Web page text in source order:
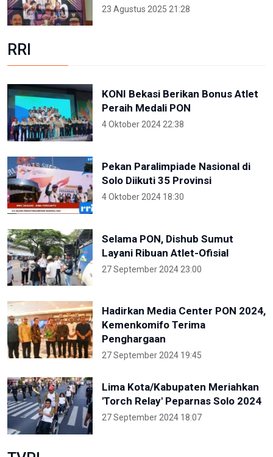
23 Agustus 2025 21:28
RRI
KONI Bekasi Berikan Bonus Atlet
Peraih Medali PON
4 Oktober 2024 22:38
Pekan Paralimpiade Nasional di
Solo Diikuti 35 Provinsi
4 Oktober 2024 18:30
Selama PON, Dishub Sumut
Layani Ribuan Atlet-Ofisial
27 September 2024 23:00
Hadirkan Media Center PON 2024,
Kemenkomifo Terima
Penghargaan
27 September 2024 19:45
Lima Kota/Kabupaten Meriahkan
'Torch Relay' Peparnas Solo 2024
27 September 2024 18:07